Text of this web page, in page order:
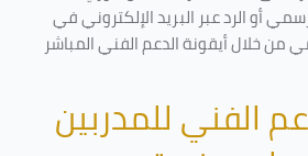
أو الرد عبر البريد الإلكتروني في
من خلال أيقونة الدعم الفني المباشر
الفني للمدربين